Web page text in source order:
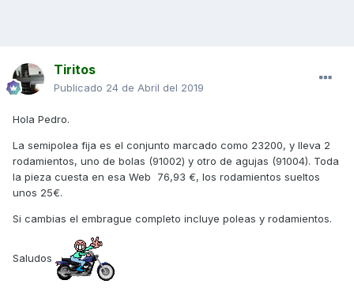
Tiritos
Publicado 24 de Abril del 2019
Hola Pedro.
La semipolea fija es el conjunto marcado como 23200, y lleva 2
rodamientos, uno de bolas (91002) y otro de agujas (91004). Toda
la pieza cuesta en esa Web 76,93 €, los rodamientos sueltos
unos 25€.
Si cambias el embrague completo incluye poleas y rodamientos.
Saludos